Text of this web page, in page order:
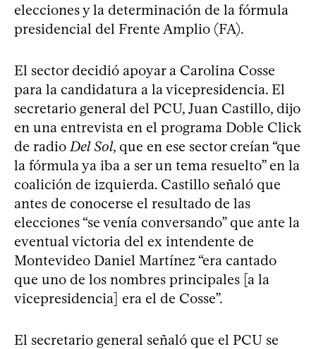
elecciones y la determinación de la fórmula
presidencial del Frente Amplio (FA).
El sector decidió apoyar a Carolina Cosse
para la candidatura a la vicepresidencia. El
secretario general del PCU, Juan Castillo, dijo
en una entrevista en el programa Doble Click
de radio Del Sol, que en ese sector creían “que
la fórmula ya iba a ser un tema resuelto” en la
coalición de izquierda. Castillo señaló que
antes de conocerse el resultado de las
elecciones “se venía conversando” que ante la
eventual victoria del ex intendente de
Montevideo Daniel Martínez “era cantado
que uno de los nombres principales [a la
vicepresidencia] era el de Cosse”.
El secretario general señaló que el PCU se